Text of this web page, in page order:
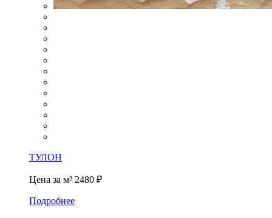
ТУЛОН
Цена за м² 2480 ₽
Подробнее